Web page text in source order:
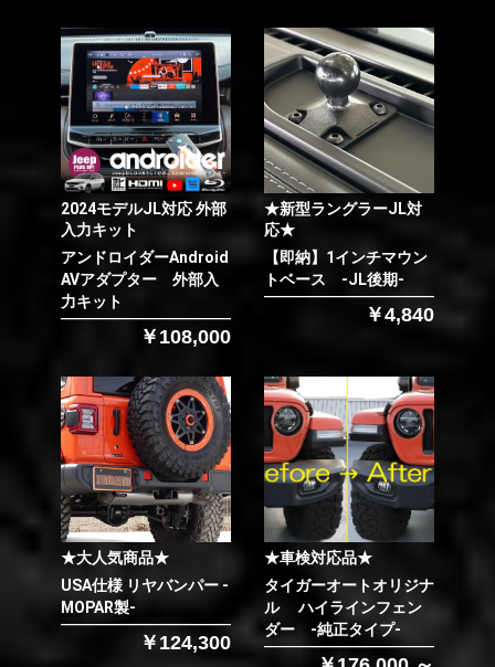
2024モデルJL対応 外部
入力キット
アンドロイダーAndroid
AVアダプター 外部入
力キット
￥108,000
★新型ラングラーJL対
応★
【即納】1インチマウン
トベース -JL後期-
￥4,840
★大人気商品★
USA仕様 リヤバンパー -
MOPAR製-
￥124,300
★車検対応品★
タイガーオートオリジナ
ル ハイラインフェン
ダー -純正タイプ-